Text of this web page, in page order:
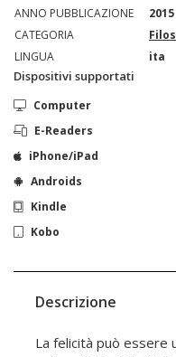
ANNO PUBBLICAZIONE
2015
CATEGORIA
LINGUA
ita
Dispositivi supportati
Computer
E-Readers
iPhone/iPad
Androids
Kindle
Kobo
Descrizione
La felicità può essere